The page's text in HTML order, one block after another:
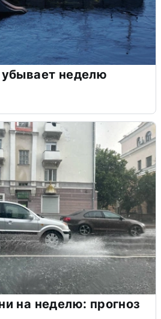
неделю
на неделю: прогноз